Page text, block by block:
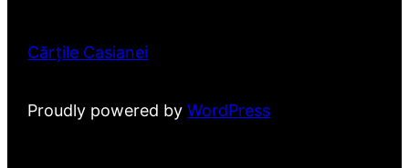
Cărțile Casianei
Proudly powered byWordPress